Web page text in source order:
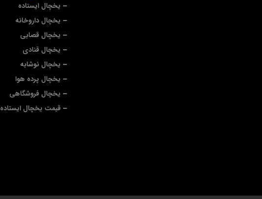
یخچال ایستاده
یخچال داروخانه
یخچال قصابی
یخچال قنادی
یخچال نوشابه
یخچال پرده هوا
یخچال فروشگاهی
قیمت یخچال ایستاده